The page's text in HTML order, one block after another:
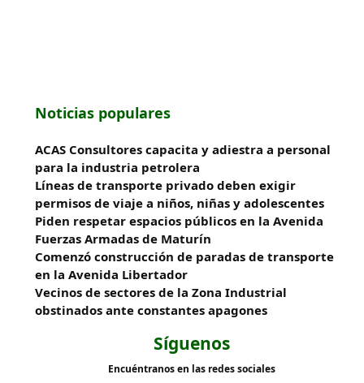
Noticias populares
ACAS Consultores capacita y adiestra a personal
para la industria petrolera
Líneas de transporte privado deben exigir
permisos de viaje a niños, niñas y adolescentes
Piden respetar espacios públicos en la Avenida
Fuerzas Armadas de Maturín
​Comenzó construcción de paradas de transporte
en la Avenida Libertador
Vecinos de sectores de la Zona Industrial
obstinados ante constantes apagones
Síguenos
Encuéntranos en las redes sociales